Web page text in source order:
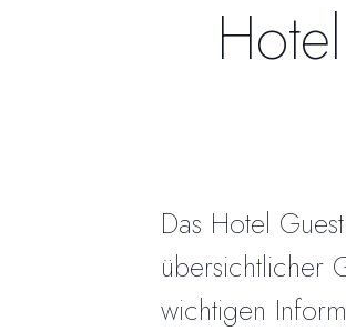
Das Hotel
übersichtlicher
wichtigen